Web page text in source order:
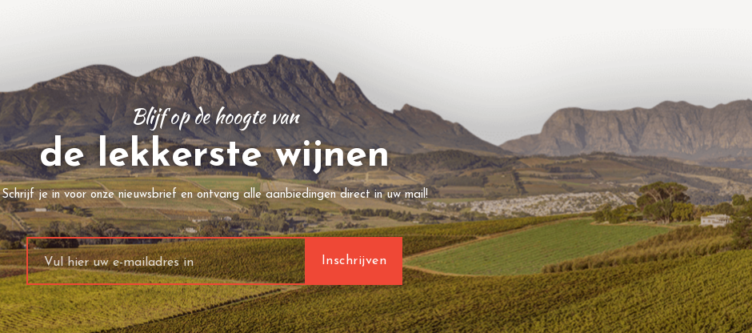
Blijf op de hoogte van
de lekkerste wijnen
Schrijf je in voor onze nieuwsbrief en ontvang alle aanbiedingen direct in uw mail!